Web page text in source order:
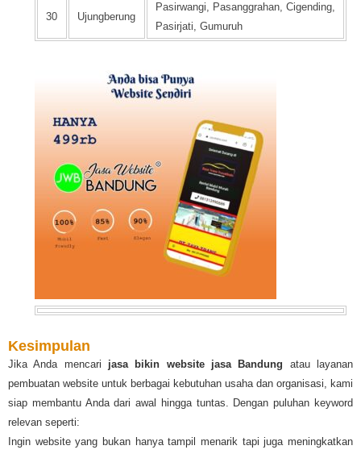
30 Ujungberung
Pasirwangi, Pasanggrahan, Cigending,
Pasirjati, Gumuruh
Kesimpulan
Jika Anda mencari jasa bikin website jasa Bandung atau layanan
pembuatan website untuk berbagai kebutuhan usaha dan organisasi, kami
siap membantu Anda dari awal hingga tuntas. Dengan puluhan keyword
relevan seperti:
Ingin website yang bukan hanya tampil menarik tapi juga meningkatkan